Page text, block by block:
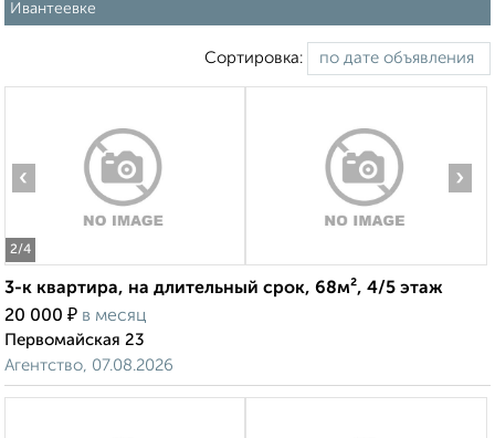
Ивантеевке
Сортировка:
2/4
‹ ›
3-к квартира, на длительный срок, 68м², 4/5 этаж
20 000 ₽ в месяц
Первомайская 23
Агентство, 07.08.2026